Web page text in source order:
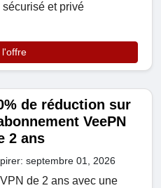
et privé
l'offre
de réduction sur
VeePN
2 ans
septembre 01, 2026
de 2 ans avec une